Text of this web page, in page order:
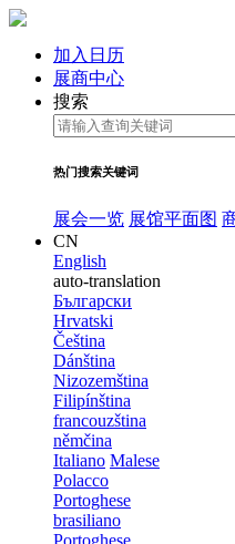
加入日历
展商中心
搜索
热门搜索关键词
展会一览 展馆平面图
CN
English
auto-translation
Български
Hrvatski
Čeština
Dánština
Nizozemština
Filipínština
francouzština
němčina
Italiano Malese
Polacco
Portoghese
brasiliano
Portoghese